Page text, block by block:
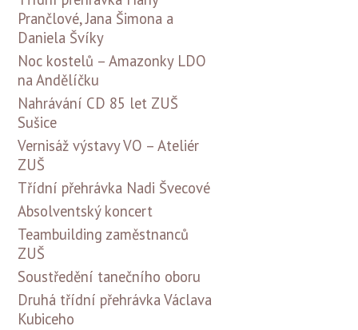
Prančlové, Jana Šimona a
Daniela Švíky
Noc kostelů – Amazonky LDO
na Andělíčku
Nahrávání CD 85 let ZUŠ
Sušice
Vernisáž výstavy VO – Ateliér
ZUŠ
Třídní přehrávka Nadi Švecové
Absolventský koncert
Teambuilding zaměstnanců
ZUŠ
Soustředění tanečního oboru
Druhá třídní přehrávka Václava
Kubiceho